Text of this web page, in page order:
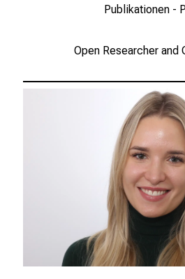
Publikationen -
Open Researcher and